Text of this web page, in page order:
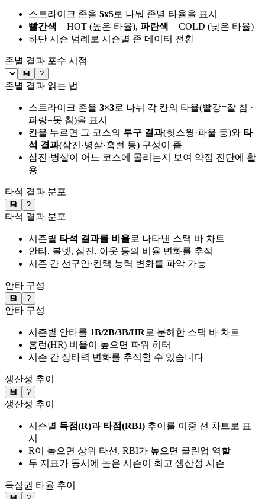
스트라이크 존을 5x5로 나눠 존별 타율을 표시
빨간색 = HOT (높은 타율), 파란색 = COLD (낮은 타율)
하단 시즌 범례로 시즌별 존 데이터 전환
존별 결과 포수 시점
💾 ?
존별 결과 읽는 법
스트라이크 존을 3×3로 나눠 각 칸의 타율(빨강=잘 침 ·
파랑=못 침)을 표시
칸을 누르면 그 코스의 투구 결과(헛스윙·파울 등)와 타
석 결과(삼진·병살·홈런 등) 구성이 뜸
삼진·병살이 어느 코스에 몰리는지 보여 약점 진단에 활
용
타석 결과 분포
💾 ?
타석 결과 분포
시즌별 타석 결과를 비율로 나타낸 스택 바 차트
안타, 볼넷, 삼진, 아웃 등의 비율 변화를 추적
시즌 간 선구안·컨택 능력 변화를 파악 가능
안타 구성
💾 ?
안타 구성
시즌별 안타를 1B/2B/3B/HR로 분해한 스택 바 차트
홈런(HR) 비율이 높으면 파워 히터
시즌 간 장타력 변화를 추적할 수 있습니다
생산성 추이
💾 ?
생산성 추이
시즌별 득점(R)과 타점(RBI) 추이를 이중 선 차트로 표
시
R이 높으면 상위 타선, RBI가 높으면 클린업 역할
두 지표가 동시에 높은 시즌이 최고 생산성 시즌
득점권 타율 추이